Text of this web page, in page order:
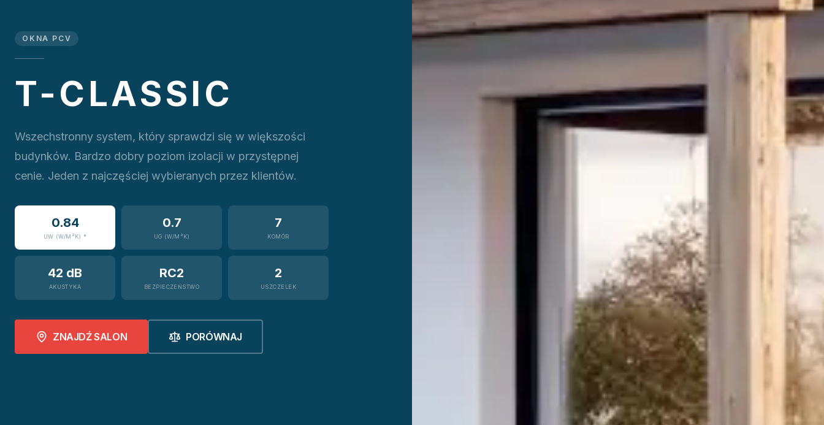
OKNA PCV
T-CLASSIC
Wszechstronny system, który sprawdzi się w większości
budynków. Bardzo dobry poziom izolacji w przystępnej
cenie. Jeden z najczęściej wybieranych przez klientów.
0.84
UW (W/M²K) *
0.7
UG (W/M²K)
7
KOMÓR
42 dB
AKUSTYKA
RC2
BEZPIECZEŃSTWO
2
USZCZELEK
ZNAJDŹ SALON PORÓWNAJ